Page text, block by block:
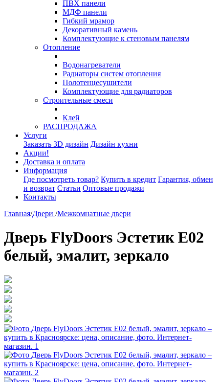
ПВХ панели
МДФ панели
Гибкий мрамор
Декоративный камень
Комплектующие к стеновым панелям
Отопление
Водонагреватели
Радиаторы систем отопления
Полотенцесушители
Комплектующие для радиаторов
Строительные смеси
Клей
РАСПРОДАЖА
Услуги
Заказать 3D дизайн Дизайн кухни
Акции!
Доставка и оплата
Информация
Где посмотреть товар? Купить в кредит Гарантия, обмен
и возврат Статьи Оптовые продажи
Контакты
Главная/Двери /Межкомнатные двери
Дверь FlyDoors Эстетик Е02
белый, эмалит, зеркало